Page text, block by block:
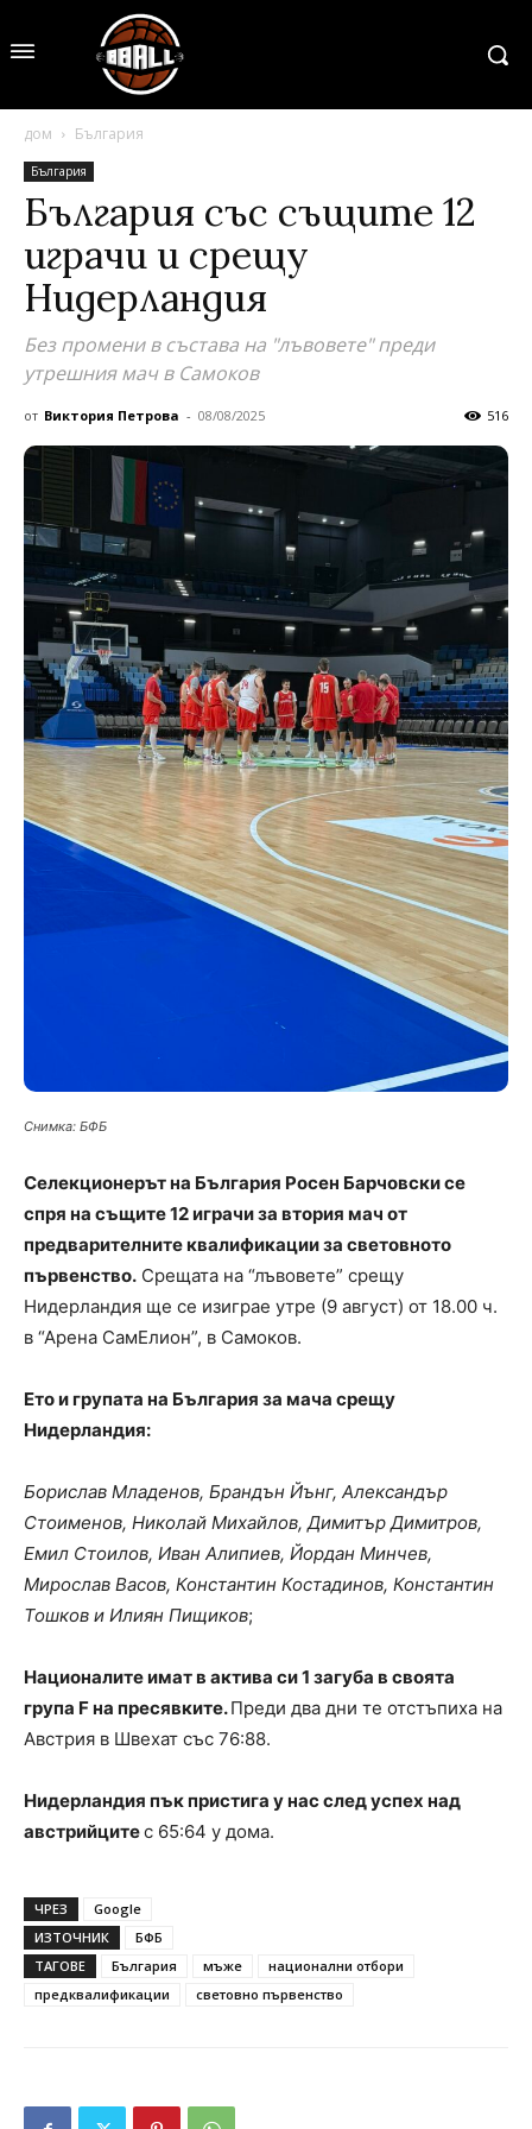
дом България
България
България със същите 12
играчи и срещу
Нидерландия
Без промени в състава на "лъвовете" преди
утрешния мач в Самоков
от Виктория Петрова - 08/08/2025 516
Снимка: БФБ
Селекционерът на България Росен Барчовски се
спря на същите 12 играчи за втория мач от
предварителните квалификации за световното
първенство. Срещата на “лъвовете” срещу
Нидерландия ще се изиграе утре (9 август) от 18.00 ч.
в “Арена СамЕлион”, в Самоков.
Ето и групата на България за мача срещу
Нидерландия:
Борислав Младенов, Брандън Йънг, Александър
Стоименов, Николай Михайлов, Димитър Димитров,
Емил Стоилов, Иван Алипиев, Йордан Минчев,
Мирослав Васов, Константин Костадинов, Константин
Тошков и Илиян Пищиков;
Националите имат в актива си 1 загуба в своята
група F на пресявките.Преди два дни те отстъпиха на
Австрия в Швехат със 76:88.
Нидерландия пък пристига у нас след успех над
австрийцитес 65:64 у дома.
ЧРЕЗ
Google
ИЗТОЧНИК
БФБ
ТАГОВЕ
България мъже
национални отбори
предквалификации
световно първенство